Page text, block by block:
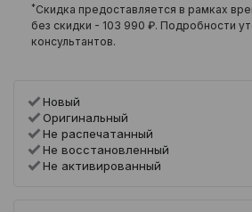
*Скидка предоставляется в рамках
без скидки - 103 990 ₽. Подробности
консультантов.
Новый
Оригинальный
Не распечатанный
Не восстановленный
Не активированный